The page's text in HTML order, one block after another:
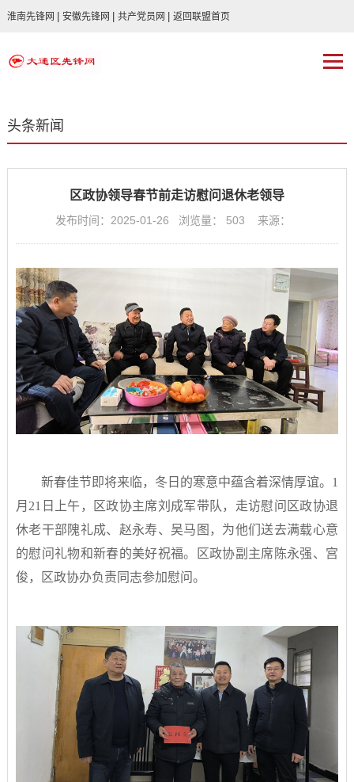
淮南先锋网 安徽先锋网 共产党员网 返回联盟首页
头条新闻
区政协领导春节前走访慰问退休老领导
发布时间：2025-01-26 浏览量： 503 来源：
新春佳节即将来临，冬日的寒意中蕴含着深情厚谊。1
月21日上午，区政协主席刘成军带队，走访慰问区政协退
休老干部隗礼成、赵永寿、吴马图，为他们送去满载心意
的慰问礼物和新春的美好祝福。区政协副主席陈永强、宫
俊，区政协办负责同志参加慰问。